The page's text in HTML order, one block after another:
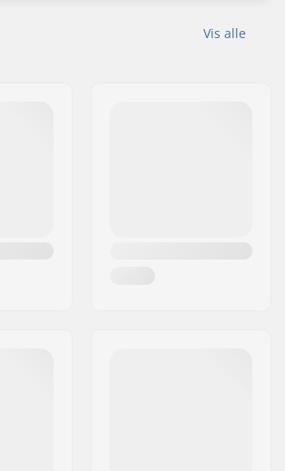
Vis alle